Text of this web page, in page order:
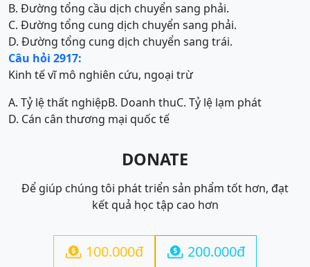
B. Đường tổng cầu dịch chuyển sang phải.
C. Đường tổng cung dịch chuyển sang phải.
D. Đường tổng cung dịch chuyển sang trái.
Câu hỏi 2917:
Kinh tế vĩ mô nghiên cứu, ngoại trừ
A. Tỷ lệ thất nghiệpB. Doanh thuC. Tỷ lệ lạm phát
D. Cán cân thương mại quốc tế
DONATE
Để giúp chúng tôi phát triển sản phẩm tốt hơn, đạt
kết quả học tập cao hơn
 100.000đ  200.000đ